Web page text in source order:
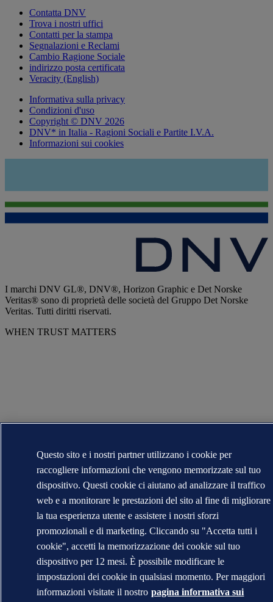
Contatta DNV
Trova i nostri uffici
Contatti per la stampa
Segnalazioni e Reclami
Cambio Ragione Sociale
indirizzo posta certificata
Veracity (English)
Informativa sulla privacy
Condizioni d'uso
Copyright © DNV 2026
DNV* in Italia - Ragioni Sociali e Partite I.V.A.
Informazioni sui cookies
I marchi DNV GL®, DNV®, Horizon Graphic e Det Norske
Veritas® sono di proprietà delle società del Gruppo Det Norske
Veritas. Tutti diritti riservati.
WHEN TRUST MATTERS
Questo sito e i nostri partner utilizzano i cookie per
raccogliere informazioni che vengono memorizzate sul tuo
dispositivo. Questi cookie ci aiutano ad analizzare il traffico
web e a monitorare le prestazioni del sito al fine di migliorare
la tua esperienza utente e assistere i nostri sforzi
promozionali e di marketing. Cliccando su "Accetta tutti i
cookie", accetti la memorizzazione dei cookie sul tuo
dispositivo per 12 mesi. È possibile modificare le
impostazioni dei cookie in qualsiasi momento. Per maggiori
informazioni visitate il nostro pagina informativa sui